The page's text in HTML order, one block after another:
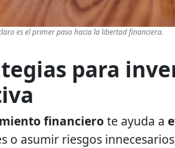
es el primer paso hacia la libertad financiera.
para
financiero te ayuda a
o asumir riesgos